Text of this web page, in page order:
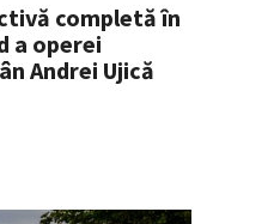
completă în
a operei
Andrei Ujică